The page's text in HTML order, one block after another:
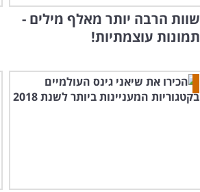
שוות הרבה יותר מאלף מילים -
תמונות עוצמתיות!